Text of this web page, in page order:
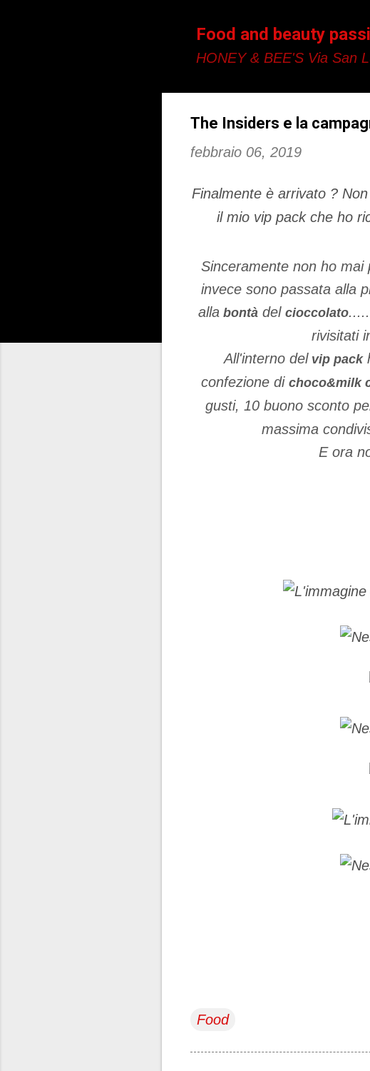
Food and beauty
HONEY & BEE'S Via San
The Insiders e la
febbraio 06, 2019
Finalmente è arrivato ?
il mio vip pack che ho
Sinceramente non ho
invece sono passata alla
alla bontà del cioccolato
rivisitati
All'interno delvip pack
confezione di choco&milk
gusti, 10 buono sconto
massima
E ora
Food